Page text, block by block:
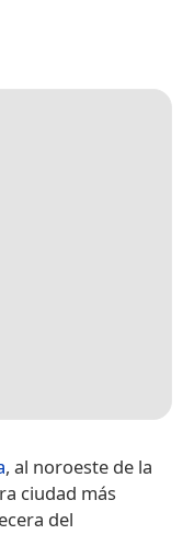
, al noroeste de la
ciudad más
del